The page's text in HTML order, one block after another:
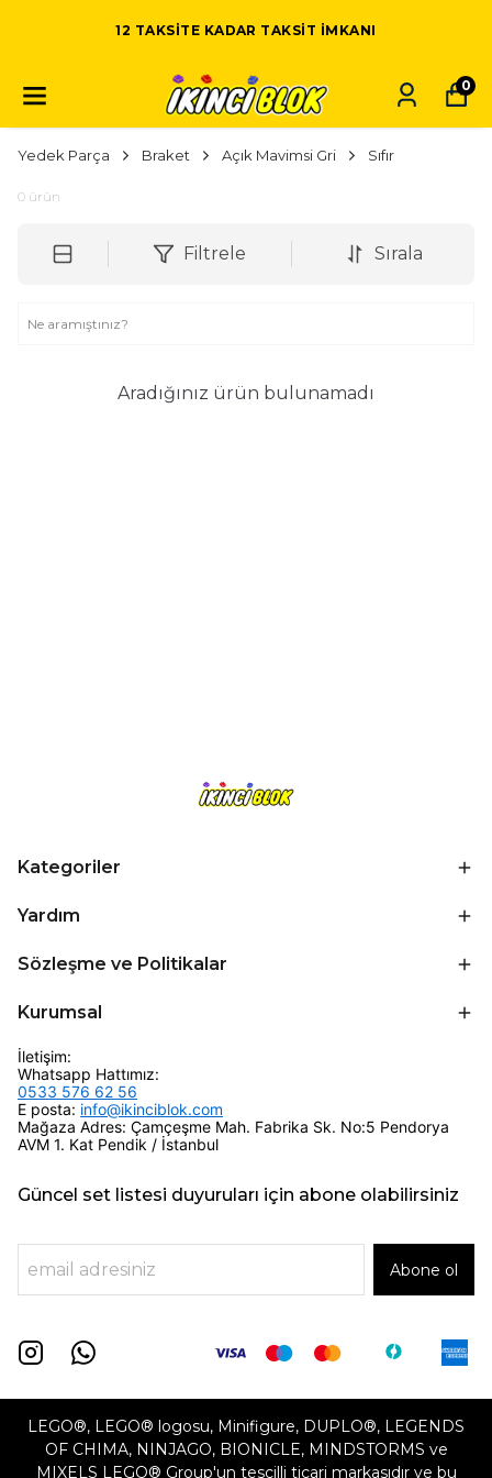
12 TAKSITE KADAR TAKSIT IMKANI
0
Yedek Parça Braket Açık Mavimsi Gri Sıfır
0 ürün
Filtrele Sırala
Aradığınız ürün bulunamadı
Kategoriler
Yardım
Sözleşme ve Politikalar
Kurumsal
İletişim:
Whatsapp Hattımız:
0533 576 62 56
E posta: info@ikinciblok.com
Mağaza Adres: Çamçeşme Mah. Fabrika Sk. No:5 Pendorya
AVM 1. Kat Pendik / İstanbul
Güncel set listesi duyuruları için abone olabilirsiniz
Abone ol
LEGO®, LEGO® logosu, Minifigure, DUPLO®, LEGENDS
OF CHIMA, NINJAGO, BIONICLE, MINDSTORMS ve
MIXELS LEGO® Group'un tescilli ticari markasıdır ve bu